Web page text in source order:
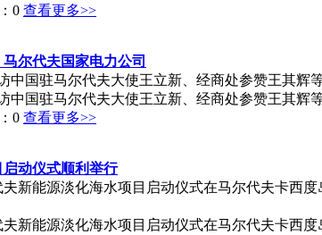
0 查看更多>>
尔代夫国家电力公司
中国驻马尔代夫大使王立新、经商处参赞王其
中国驻马尔代夫大使王立新、经商处参赞王其辉
0 查看更多>>
动仪式顺利举行
新能源淡化海水项目启动仪式在马尔代夫卡西
新能源淡化海水项目启动仪式在马尔代夫卡西度